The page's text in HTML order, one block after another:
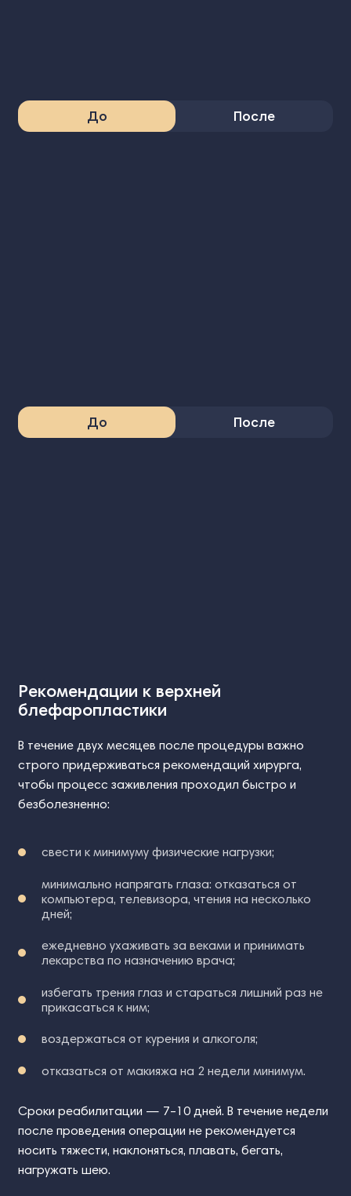
До После
До После
Рекомендации к верхней
блефаропластики
В течение двух месяцев после процедуры важно
строго придерживаться рекомендаций хирурга,
чтобы процесс заживления проходил быстро и
безболезненно:
свести к минимуму физические нагрузки;
минимально напрягать глаза: отказаться от
компьютера, телевизора, чтения на несколько
дней;
ежедневно ухаживать за веками и принимать
лекарства по назначению врача;
избегать трения глаз и стараться лишний раз не
прикасаться к ним;
воздержаться от курения и алкоголя;
отказаться от макияжа на 2 недели минимум.
Сроки реабилитации — 7–10 дней. В течение недели
после проведения операции не рекомендуется
носить тяжести, наклоняться, плавать, бегать,
нагружать шею.